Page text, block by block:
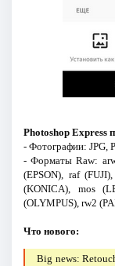
Photoshop Express
- Фотографии: JPG,
- Форматы Raw:
(EPSON), raf
(KONICA), mos
(OLYMPUS), rw2
Что нового:
Big news: